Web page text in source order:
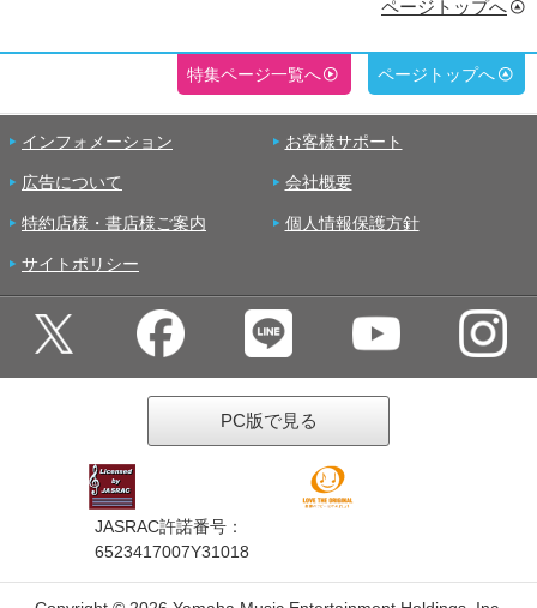
ページトップへ
特集ページ一覧へ ページトップへ
インフォメーション お客様サポート
広告について 会社概要
特約店様・書店様ご案内 個人情報保護方針
サイトポリシー
PC版で見る
JASRAC許諾番号：
6523417007Y31018